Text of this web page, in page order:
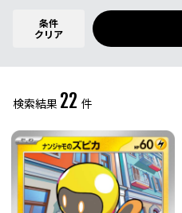
商品名
イラストレーター
レアリティ
ミラー仕様のカード
条件
クリア
検索結果 22 件